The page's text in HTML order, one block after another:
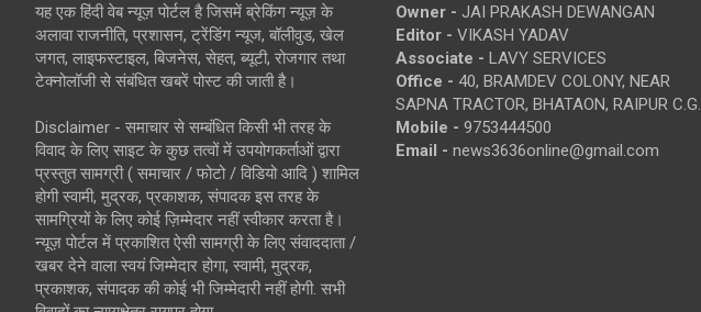
यह एक हिंदी वेब न्यूज़ पोर्टल है जिसमें ब्रेकिंग न्यूज़ के
अलावा राजनीति, प्रशासन, ट्रेंडिंग न्यूज, बॉलीवुड, खेल
जगत, लाइफस्टाइल, बिजनेस, सेहत, ब्यूटी, रोजगार तथा
टेक्नोलॉजी से संबंधित खबरें पोस्ट की जाती है।
Disclaimer - समाचार से सम्बंधित किसी भी तरह के
विवाद के लिए साइट के कुछ तत्वों में उपयोगकर्ताओं द्वारा
प्रस्तुत सामग्री ( समाचार / फोटो / विडियो आदि ) शामिल
होगी स्वामी, मुद्रक, प्रकाशक, संपादक इस तरह के
सामग्रियों के लिए कोई ज़िम्मेदार नहीं स्वीकार करता है।
न्यूज़ पोर्टल में प्रकाशित ऐसी सामग्री के लिए संवाददाता /
खबर देने वाला स्वयं जिम्मेदार होगा, स्वामी, मुद्रक,
प्रकाशक, संपादक की कोई भी जिम्मेदारी नहीं होगी. सभी
Owner - JAI PRAKASH DEWANGAN
Editor - VIKASH YADAV
Associate - LAVY SERVICES
Office - 40, BRAMDEV COLONY, NEAR
SAPNA TRACTOR, BHATAON, RAIPUR C.G.
Mobile - 9753444500
Email - news3636online@gmail.com